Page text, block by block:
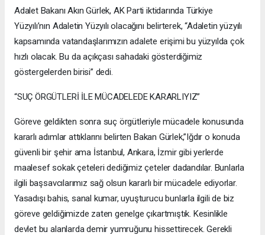
Adalet Bakanı Akın Gürlek, AK Parti iktidarında Türkiye
Yüzyılı’nın Adaletin Yüzyılı olacağını belirterek, “Adaletin yüzyılı
kapsamında vatandaşlarımızın adalete erişimi bu yüzyılda çok
hızlı olacak. Bu da açıkçası sahadaki gösterdiğimiz
göstergelerden birisi” dedi.
“SUÇ ÖRGÜTLERİ İLE MÜCADELEDE KARARLIYIZ”
Göreve geldikten sonra suç örgütleriyle mücadele konusunda
kararlı adımlar attıklarını belirten Bakan Gürlek,”Iğdır o konuda
güvenli bir şehir ama İstanbul, Ankara, İzmir gibi yerlerde
maalesef sokak çeteleri dediğimiz çeteler dadandılar. Bunlarla
ilgili başsavcılarımız sağ olsun kararlı bir mücadele ediyorlar.
Yasadışı bahis, sanal kumar, uyuşturucu bunlarla ilgili de biz
göreve geldiğimizde zaten genelge çıkartmıştık. Kesinlikle
devlet bu alanlarda demir yumruğunu hissettirecek. Gerekli